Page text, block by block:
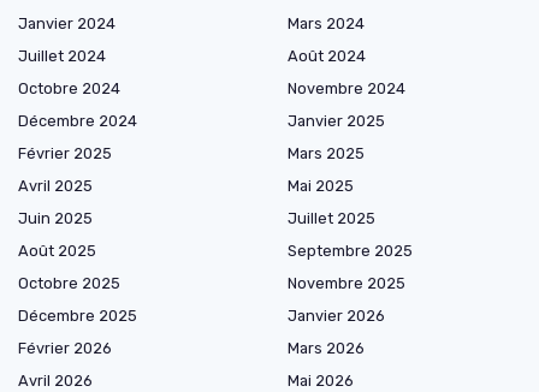
Janvier 2024
Mars 2024
Juillet 2024
Août 2024
Octobre 2024
Novembre 2024
Décembre 2024
Janvier 2025
Février 2025
Mars 2025
Avril 2025
Mai 2025
Juin 2025
Juillet 2025
Août 2025
Septembre 2025
Octobre 2025
Novembre 2025
Décembre 2025
Janvier 2026
Février 2026
Mars 2026
Avril 2026
Mai 2026